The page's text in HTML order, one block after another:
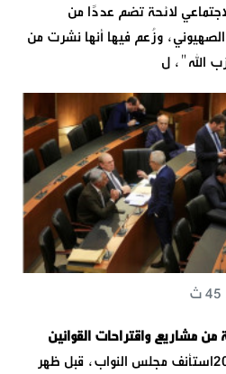
لائحة تضم عددًا من
الصهيوني، وزُعم فيها أنها نشرت من
الله"، ل
مشاريع واقتراحات القوانين
الأخبار الخميس 16 تموز 2026استأنف مجلس النواب، قبل ظهر